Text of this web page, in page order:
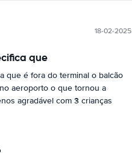
18-02-2025
que
que é fora do terminal o balcão
aeroporto o que tornou a
agradável com 3 crianças